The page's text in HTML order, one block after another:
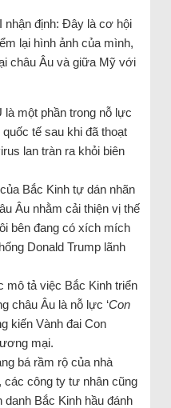
định: Đây là cơ hội
lại hình ảnh của mình,
châu Âu và giữa Mỹ với
một phần trong nỗ lực
tế sau khi đã thoạt
lan tràn ra khỏi biên
Bắc Kinh tự dán nhãn
Âu nhằm cải thiện vị thế
bên đang có xích mích
Donald Trump lãnh
mô tả việc Bắc Kinh triển
châu Âu là nỗ lực ‘Con
kiến Vành đai Con
mại.
bá rầm rộ của nhà
công ty tư nhân cũng
Bắc Kinh hầu đánh